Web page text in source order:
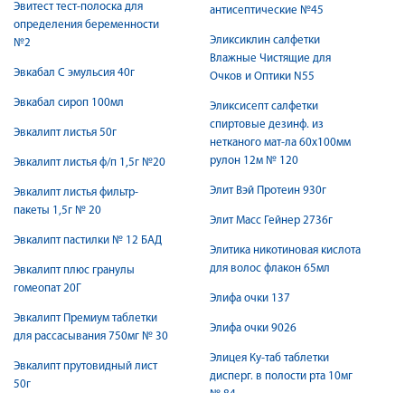
Эвитест тест-полоска для
определения беременности
№2
Эвкабал С эмульсия 40г
Эвкабал сироп 100мл
Эвкалипт листья 50г
Эвкалипт листья ф/п 1,5г №20
Эвкалипт листья фильтр-
пакеты 1,5г № 20
Эвкалипт пастилки № 12 БАД
Эвкалипт плюс гранулы
гомеопат 20Г
Эвкалипт Премиум таблетки
для рассасывания 750мг № 30
Эвкалипт прутовидный лист
50г
антисептические №45
Эликсиклин салфетки
Влажные Чистящие для
Очков и Оптики N55
Эликсисепт салфетки
спиртовые дезинф. из
нетканого мат-ла 60х100мм
рулон 12м № 120
Элит Вэй Протеин 930г
Элит Масс Гейнер 2736г
Элитика никотиновая кислота
для волос флакон 65мл
Элифа очки 137
Элифа очки 9026
Элицея Ку-таб таблетки
дисперг. в полости рта 10мг